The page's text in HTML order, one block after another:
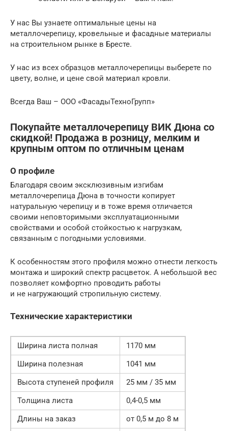
У нас Вы узнаете оптимальные цены на
металлочерепицу, кровельные и фасадные материалы
на строительном рынке в Бресте.
У нас из всех образцов металлочерепицы выберете по
цвету, волне, и цене свой материал кровли.
Всегда Ваш – ООО «ФасадыТехноГрупп»
Покупайте металлочерепицу ВИК Дюна со
скидкой! Продажа в розницу, мелким и
крупным оптом по отличным ценам
О профиле
Благодаря своим эксклюзивным изгибам
металлочерепица Дюна в точности копирует
натуральную черепицу и в тоже время отличается
своими неповторимыми эксплуатационными
свойствами и особой стойкостью к нагрузкам,
связанным с погодными условиями.
К особенностям этого профиля можно отнести легкость
монтажа и широкий спектр расцветок. А небольшой вес
позволяет комфортно проводить работы
и не нагружающий стропильную систему.
Технические характеристики
Ширина листа полная
1170 мм
Ширина полезная
1041 мм
Высота ступеней профиля
25 мм / 35 мм
Толщина листа
0,4-0,5 мм
Длины на заказ
от 0,5 м до 8 м